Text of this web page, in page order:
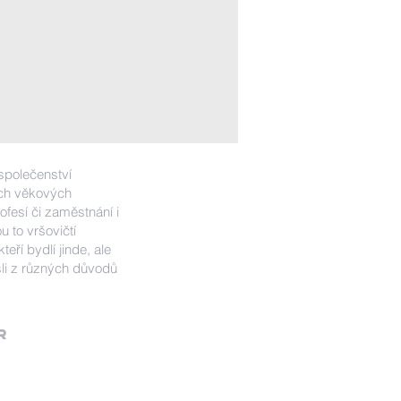
věkových
či zaměstnání i
to vršovičtí
bydlí jinde, ale
z různých důvodů